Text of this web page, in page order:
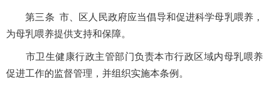
第三条 市、区人民政府应当倡导和促进科学母乳喂养，
为母乳喂养提供支持和保障。
市卫生健康行政主管部门负责本市行政区域内母乳喂养
促进工作的监督管理，并组织实施本条例。